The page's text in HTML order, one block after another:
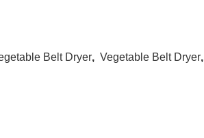
Belt Dryer, Vegetable Belt Dryer,